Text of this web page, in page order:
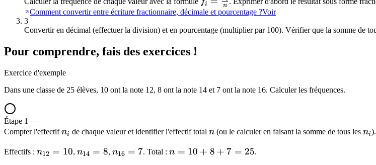
\frac{n_i}
i n
Comment convertir entre écriture fractionnaire, décimale et pourcentage ?Voir
3
Convertir en décimal (effectuer la division) et en pourcentage (multiplier par 100). Vérifier que la somme de
Pour comprendre, fais des exercices !
Exercice d'exemple
Dans une classe de 25 élèves, 10 ont la note 12, 8 ont la note 14 et 7 ont la note 16. Calculer les fréquences.
Étape 1 —
Compter l'effectifn_i
ni de chaque valeur et identifier l'effectif total n
n (ou le calculer en faisant la somme de tous les n_i
ni).
Effectifs : n_{12}
n12 = 10, n_{14}
n14 = 8, n_{16}
n16 = 7. Total :n
n = 10 + 8 + 7 = 25.